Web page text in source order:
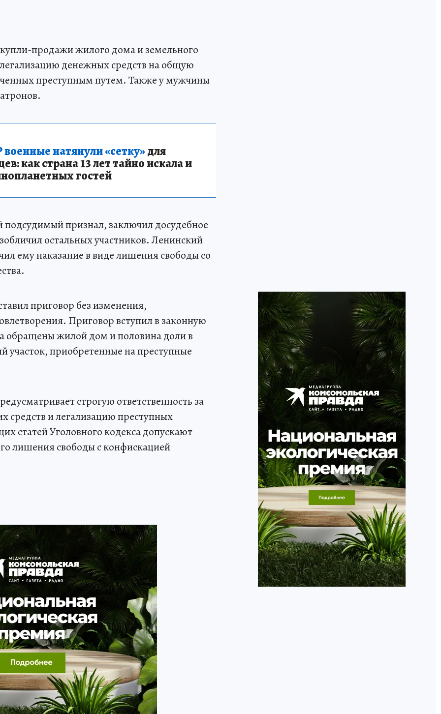
продажи жилого дома и земельного
денежных средств на общую
преступным путем. Также у мужчины
натянули «сетку»для
как страна 13 лет тайно искала и
гостей
признал, заключил досудебное
остальных участников. Ленинский
ему наказание в виде лишения свободы со
приговор без изменения,
Приговор вступил в законную
обращены жилой дом и половина доли в
участок, приобретенные на преступные
строгую ответственность за
средств и легализацию преступных
статей Уголовного кодекса допускают
лишения свободы с конфискацией